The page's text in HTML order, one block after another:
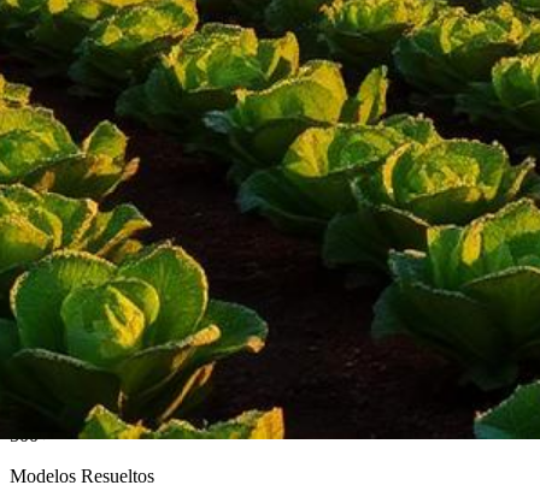
Abogado de Ley Limón en Salinas
Abogados de Ley Limón mejor calificados que sirven a todo
Monterey County
500+
Modelos Resueltos